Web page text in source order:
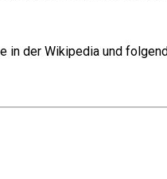
in der Wikipedia und